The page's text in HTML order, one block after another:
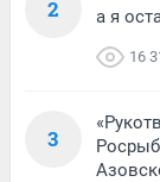
2
а я
16
3